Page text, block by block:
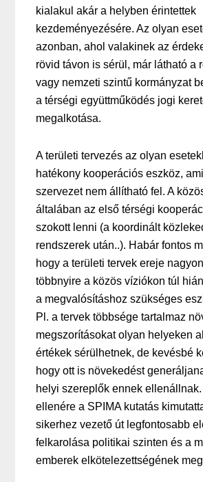
kialakul akár a helyben érintettek
kezdeményezésére. Az olyan
azonban, ahol valakinek az
rövid távon is sérül, már látható a
vagy nemzeti szintű kormányzat
a térségi együttműködés jogi
megalkotása.
A területi tervezés az olyan
hatékony kooperációs eszköz,
szervezet nem állítható fel. A
általában az első térségi
szokott lenni (a koordinált
rendszerek után..). Habár fontos
hogy a területi tervek ereje
többnyire a közös víziókon túl
a megvalósításhoz szükséges
Pl. a tervek többsége tartalmaz
megszorításokat olyan helyeken
értékek sérülhetnek, de kevésbé
hogy ott is növekedést
helyi szereplők ennek
ellenére a SPIMA kutatás
sikerhez vezető út legfontosabb
felkarolása politikai szinten és a
emberek elkötelezettségének